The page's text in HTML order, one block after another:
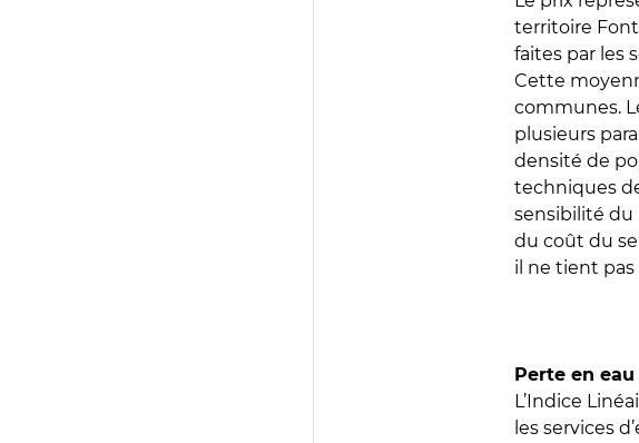
territoire
faites par les
Cette
communes.
plusieurs
densité de
techniques
sensibilité du
du coût du
il ne tient
Perte en
L’Indice
les services